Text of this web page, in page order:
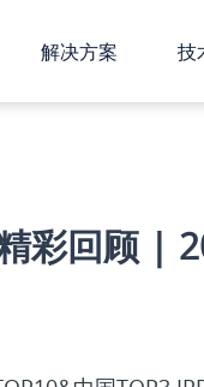
解决方案 技
彩回顾 |